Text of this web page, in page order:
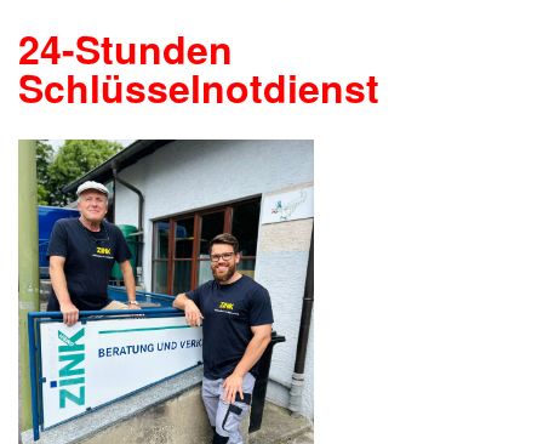
24-Stunden
Schlüsselnotdienst